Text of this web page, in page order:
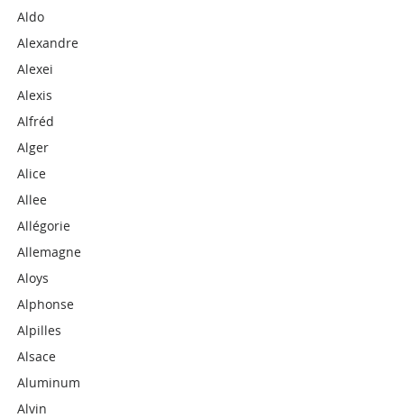
Aldo
Alexandre
Alexei
Alexis
Alfréd
Alger
Alice
Allee
Allégorie
Allemagne
Aloys
Alphonse
Alpilles
Alsace
Aluminum
Alvin